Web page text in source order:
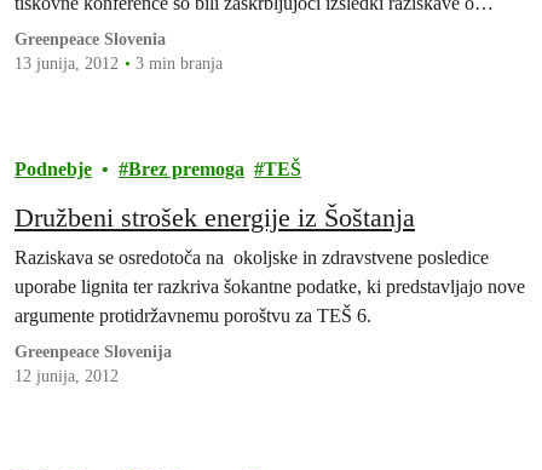
posledicah kurjenja lignita za zdravje ljudi in narodno
gospodarstvo.
Greenpeace Slovenia
13 junija, 2012
3 min branja
Podnebje Brez premoga TEŠ
Družbeni strošek energije iz Šoštanja
Raziskava se osredotoča na okoljske in zdravstvene posledice
uporabe lignita ter razkriva šokantne podatke, ki predstavljajo nove
argumente protidržavnemu poroštvu za TEŠ 6.
Greenpeace Slovenija
12 junija, 2012